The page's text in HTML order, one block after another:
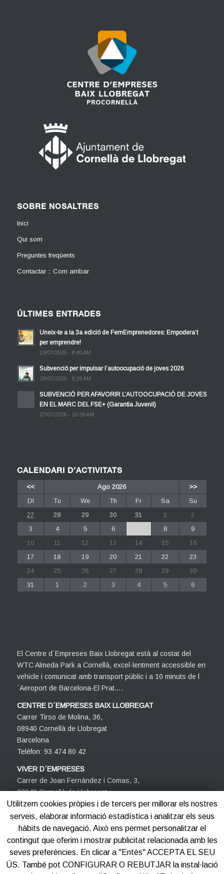
SOBRE NOSALTRES
Inici
Qui som
Preguntes freqüents
Contactar :: Com arribar
ÚLTIMES ENTRADES
Uneix-te a la 3a edició de FemEmprenedores: Empodera’t
per emprendre!
29/07/2026 - 8:40 AM
Subvenció per impulsar l’autoocupació de joves 2026
28/07/2026 - 8:29 AM
SUBVENCIÓ PER AFAVORIR L’AUTOOCUPACIÓ DE JOVES
EN EL MARC DEL FSE+ (Garantia Juvenil)
27/07/2026 - 10:39 AM
CALENDARI D’ACTIVITATS
<< Ago 2026
>>
Dl
Tu We Th Fr Sa
Su
27
28 29 30 31 1
2
3
4 5 6 7 8
9
10
11 12 13 14 15
16
17
18 19 20 21 22
23
24
25 26 27 28 29
30
31
1 2 3 4 5 6
El Centre d´Empreses Baix Llobregat està al costat del
WTC Almeda Park a Cornellà, excel·lentment accessible en
vehicle i comunicat amb transport públic i a 10 minuts de l
´Aeroport de Barcelona-El Prat….
CENTRE D´EMPRESES BAIX LLOBREGAT
Carrer Tirso de Molina, 36,
08940 Cornellà de Llobregat
Barcelona
Telèfon: 93 474 80 42
VIVER D´EMPRESES
Carrer de Joan Fernàndez i Comas, 3,
08940 Cornellà de Llobregat
Barcelona
Telèfon: 93 474 80 42
Utilitzem cookies pròpies i de tercers per millorar els nostres
serveis, elaborar informació estadística i analitzar els seus
hàbits de navegació. Això ens permet personalitzar el
contingut que oferim i mostrar publicitat relacionada amb les
seves preferències. En clicar a "Entès" ACCEPTA EL SEU
ÚS. També pot CONFIGURAR O REBUTJAR la instal·lació